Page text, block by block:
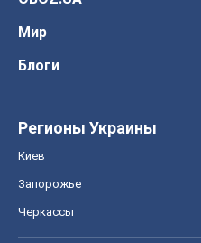
Мир
Блоги
Регионы Украины
Киев
Запорожье
Черкассы